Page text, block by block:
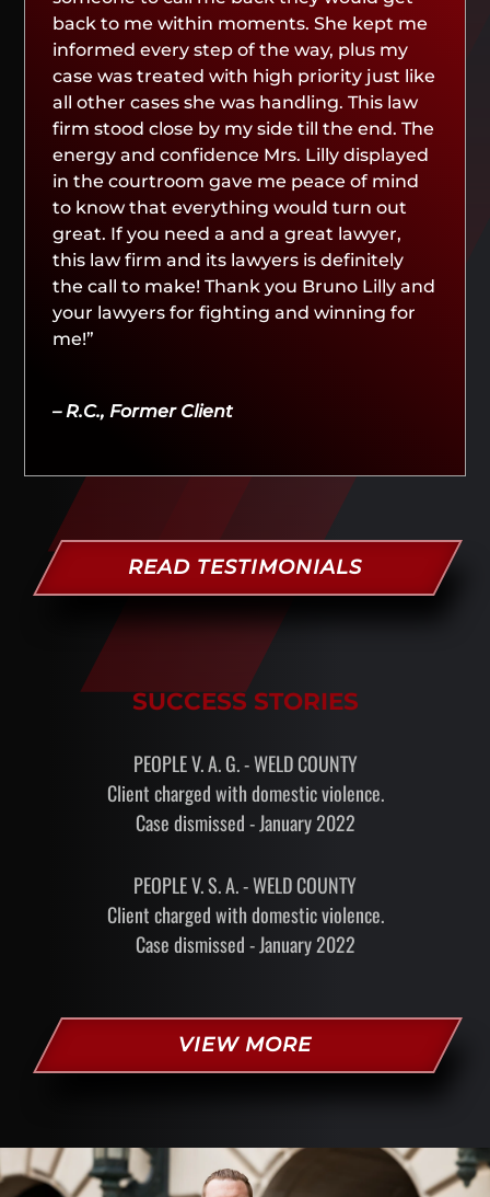
back to me within moments. She kept me
informed every step of the way, plus my
case was treated with high priority just like
all other cases she was handling. This law
firm stood close by my side till the end. The
energy and confidence Mrs. Lilly displayed
in the courtroom gave me peace of mind
to know that everything would turn out
great. If you need a and a great lawyer,
this law firm and its lawyers is definitely
the call to make! Thank you Bruno Lilly and
your lawyers for fighting and winning for
me!”
– R.C., Former Client
READ TESTIMONIALS
SUCCESS STORIES
PEOPLE V. A. G. - WELD COUNTY
Client charged with domestic violence.
Case dismissed - January 2022
PEOPLE V. S. A. - WELD COUNTY
Client charged with domestic violence.
Case dismissed - January 2022
VIEW MORE